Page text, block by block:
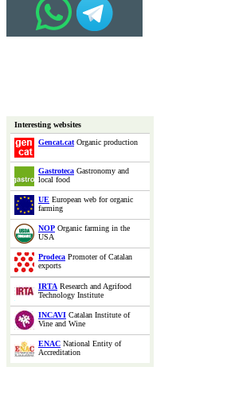
Interesting websites
Gencat.catOrganic production
Gastroteca Gastronomy and
local food
UE European web for organic
farming
NOP Organic farming in the
USA
Prodeca Promoter of Catalan
exports
IRTA Research and Agrifood
Technology Institute
INCAVI Catalan Institute of
Vine and Wine
ENAC National Entity of
Accreditation